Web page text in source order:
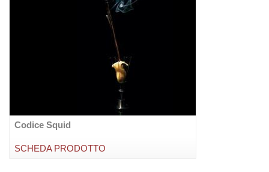
Codice Squid
SCHEDA PRODOTTO